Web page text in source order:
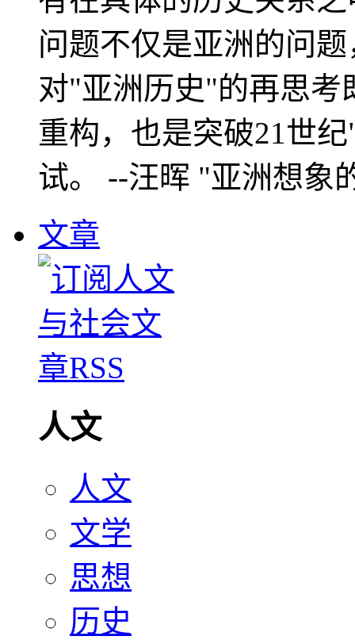
问题不仅是亚洲的问
对"亚洲历史"的再思考
重构，也是突破21世
试。 --汪晖 "亚洲想象
文章
人文
人文
文学
思想
历史